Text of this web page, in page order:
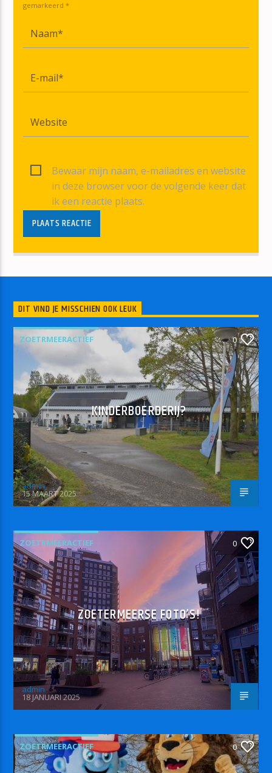
gemarkeerd *
Bewaar mijn naam, e-mailadres en website
in deze browser voor de volgende keer dat
ik een reactie plaats.
DIT VIND JE MISSCHIEN OOK LEUK
ZOETRMEERACTIEF 0
KINDERBOERDERIJ?
admin
15 MAART 2025
ZOETRMEERACTIEF 0
ZOETERMEERSE FOTO’S!
admin
18 JANUARI 2025
ZOETRMEERACTIEF 0